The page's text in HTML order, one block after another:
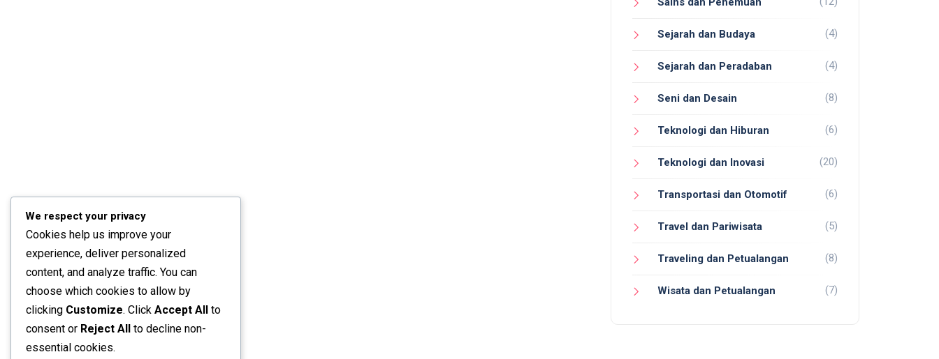
Sejarah dan Budaya (4)
Sejarah dan Peradaban (4)
Seni dan Desain (8)
Teknologi dan Hiburan (6)
Teknologi dan Inovasi (20)
Transportasi dan Otomotif (6)
Travel dan Pariwisata (5)
Traveling dan Petualangan (8)
Wisata dan Petualangan (7)
We respect your privacy
Cookies help us improve your
experience, deliver personalized
content, and analyze traffic. You can
choose which cookies to allow by
clicking Customize. Click Accept All
to
consent or Reject All
to decline non-
essential cookies.